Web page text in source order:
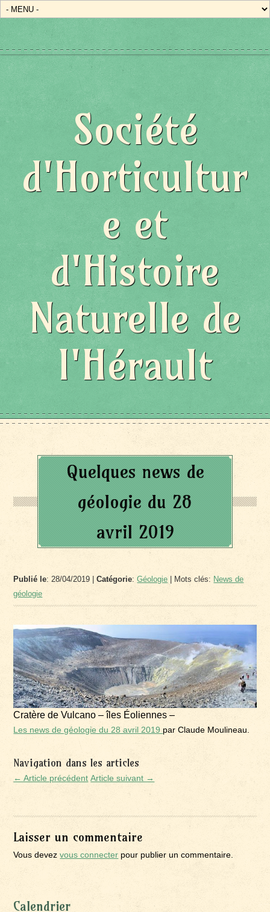
Société
d'Horticultur
e et
d'Histoire
Naturelle de
l'Hérault
Quelques news de
géologie du 28
avril 2019
Publié le: 28/04/2019 |Catégorie:Géologie | Mots clés: News de
géologie
Cratère de Vulcano – îles Éoliennes –
Les news de géologie du 28 avril 2019par Claude Moulineau.
Navigation dans les articles
← Article précédent Article suivant →
Laisser un commentaire
Vous devezvous connecter pour publier un commentaire.
Calendrier